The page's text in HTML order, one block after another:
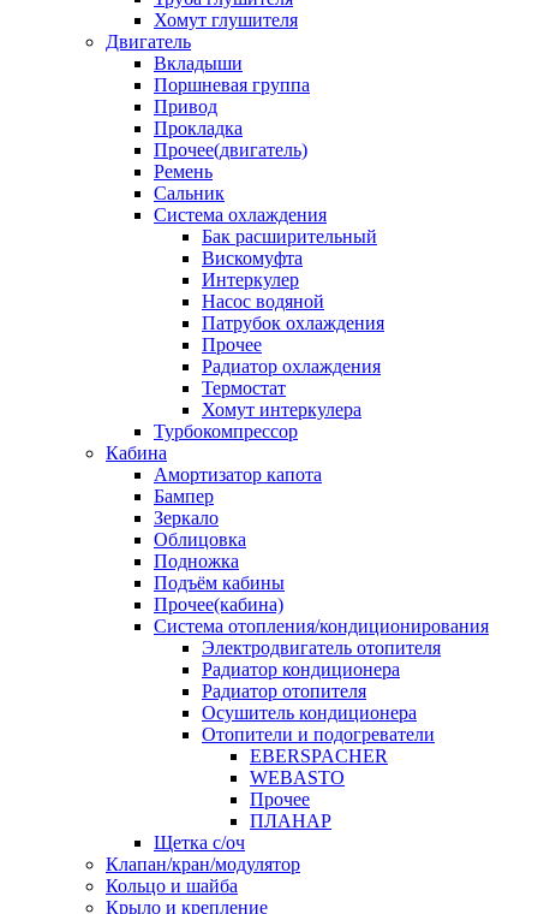
Хомут глушителя
Двигатель
Вкладыши
Поршневая группа
Привод
Прокладка
Прочее(двигатель)
Ремень
Сальник
Система охлаждения
Бак расширительный
Вискомуфта
Интеркулер
Насос водяной
Патрубок охлаждения
Прочее
Радиатор охлаждения
Термостат
Хомут интеркулера
Турбокомпрессор
Кабина
Амортизатор капота
Бампер
Зеркало
Облицовка
Подножка
Подъём кабины
Прочее(кабина)
Система отопления/кондиционирования
Электродвигатель отопителя
Радиатор кондиционера
Радиатор отопителя
Осушитель кондиционера
Отопители и подогреватели
EBERSPACHER
WEBASTO
Прочее
ПЛАНАР
Щетка с/оч
Клапан/кран/модулятор
Кольцо и шайба
Крыло и крепление